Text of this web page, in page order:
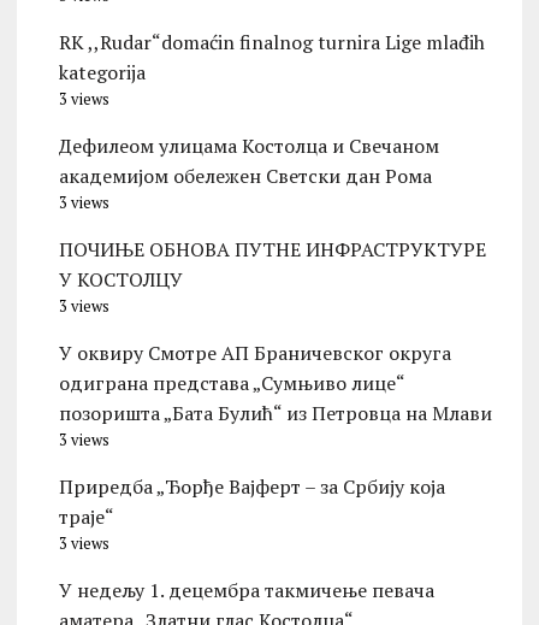
RK ,,Rudar“domaćin finalnog turnira Lige mlađih
kategorija
3 views
Дефилеом улицама Костолца и Свечаном
академијом обележен Светски дан Рома
3 views
ПОЧИЊЕ ОБНОВА ПУТНЕ ИНФРАСТРУКТУРЕ
У КОСТОЛЦУ
3 views
У оквиру Смотре АП Браничевског округа
одиграна представа „Сумњиво лице“
позоришта „Бата Булић“ из Петровца на Млави
3 views
Приредба „Ђорђе Вајферт – за Србију која
траје“
3 views
У недељу 1. децембра такмичење певача